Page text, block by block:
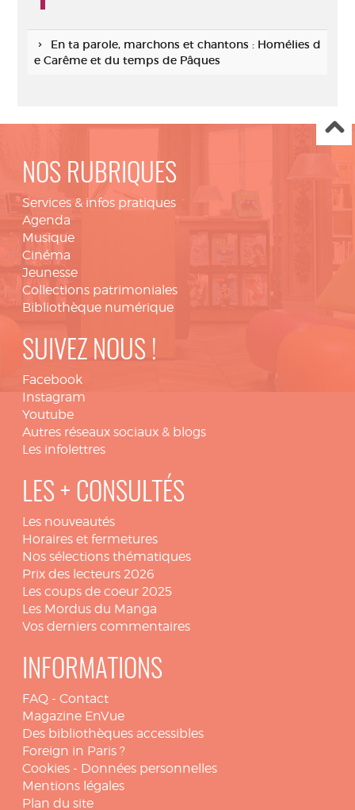
En ta parole, marchons et chantons : Homélies d
e Carême et du temps de Pâques
NOS RUBRIQUES
Services & infos pratiques
Agenda
Musique
Cinéma
Jeunesse
Collections patrimoniales
Bibliothèque numérique
SUIVEZ NOUS !
Facebook
Instagram
Youtube
Autres réseaux sociaux & blogs
Les infolettres
LES + CONSULTÉS
Les nouveautés
Horaires et fermetures
Nos sélections thématiques
Prix des lecteurs 2026
Les coups de coeur 2025
Les Mordus du Manga
Vos derniers commentaires
INFORMATIONS
FAQ - Contact
Magazine EnVue
Des bibliothèques accessibles
Foreign in Paris ?
Cookies - Données personnelles
Mentions légales
Plan du site